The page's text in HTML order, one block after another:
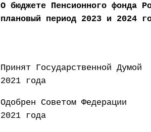
О бюджете Пенсионного фонда
плановый период 2023 и 2024
Принят
2021 года
Одобрен
2021 года